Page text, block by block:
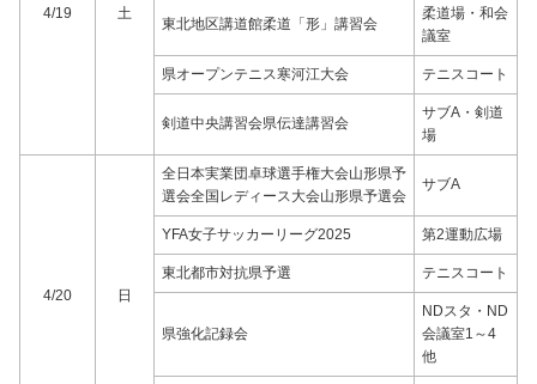
4/19 土
東北地区講道館柔道「形」講習会
柔道場・和会
議室
県オープンテニス寒河江大会 テニスコート
剣道中央講習会県伝達講習会
サブA・剣道
場
4/20 日
全日本実業団卓球選手権大会山形県予
選会全国レディース大会山形県予選会
サブA
YFA女子サッカーリーグ2025 第2運動広場
東北都市対抗県予選 テニスコート
県強化記録会
NDスタ・ND
会議室1～4
他